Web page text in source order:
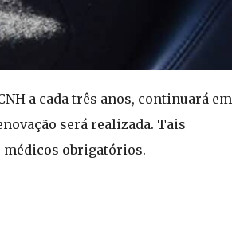
a cada três anos, continuará em
será realizada. Tais
obrigatórios.